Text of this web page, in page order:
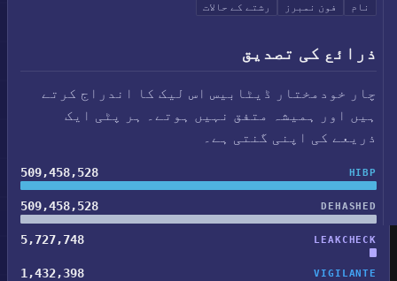
نام
فون نمبرز رشتے کے حالات
ذرائع کی تصدیق
چار خودمختار ڈیٹابیس اس لیک کا اندراج کرتے
ہیں اور ہمیشہ متفق نہیں ہوتے۔ ہر پٹی ایک
ذریعے کی اپنی گنتی ہے۔
HIBP
509,458,528
DEHASHED
509,458,528
LEAKCHECK
5,727,748
VIGILANTE
1,432,398